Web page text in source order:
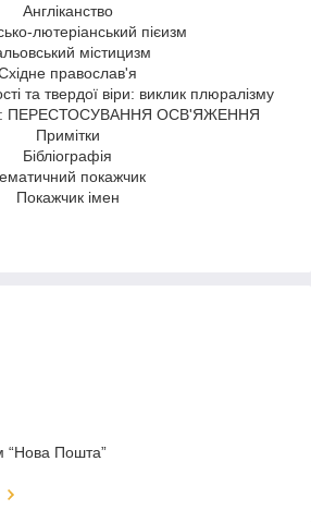
Англіканство
лютеріанський пієизм
містицизм
православ'я
та твердої віри: виклик плюралізму
ПЕРЕСТОСУВАННЯ ОСВ'ЯЖЕННЯ
Примітки
Бібліографія
покажчик
Покажчик імен
“Нова Пошта”